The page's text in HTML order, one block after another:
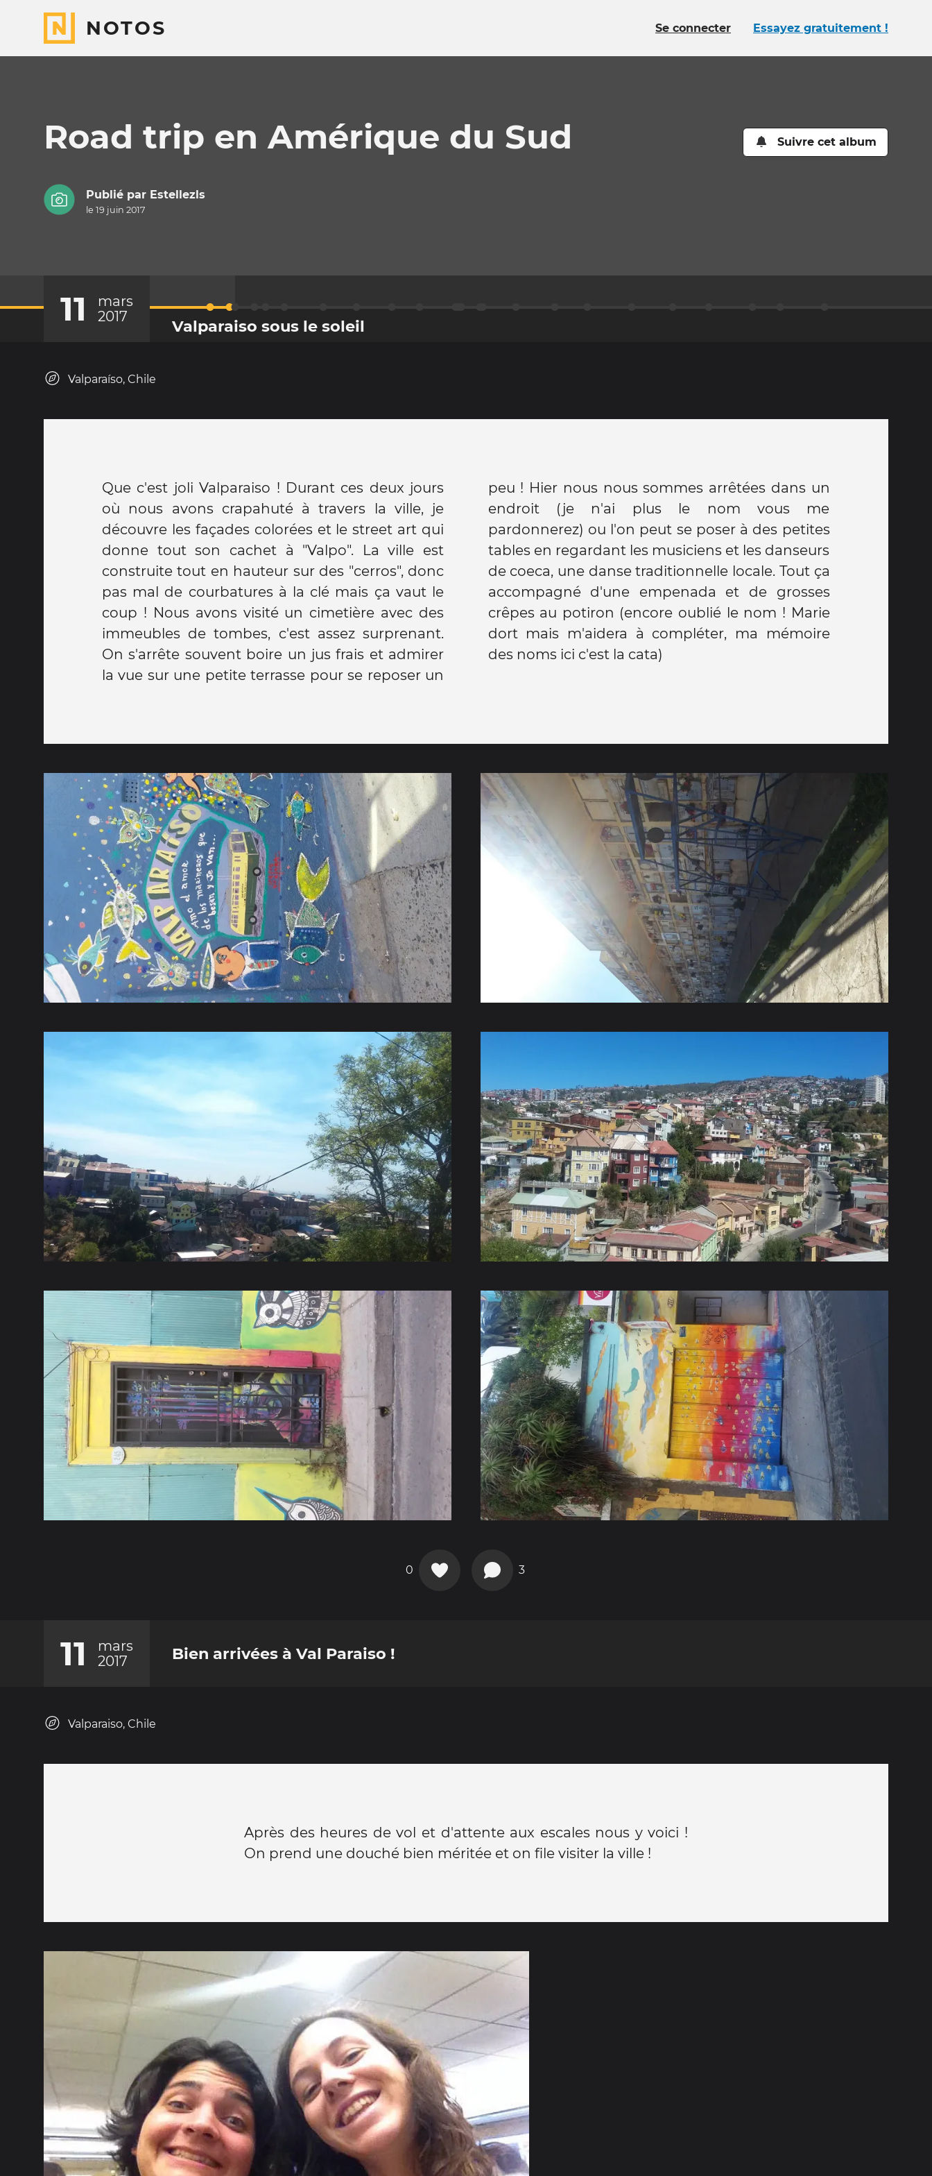
NOTOS Se connecter Essayez gratuitement !
Road trip en Amérique du Sud Suivre cet album
Publié par Estellezls
le 19 juin 2017
11
mars
2017
Valparaiso sous le soleil
Valparaíso, Chile
Que c'est joli Valparaiso ! Durant ces deux jours
où nous avons crapahuté à travers la ville, je
découvre les façades colorées et le street art qui
donne tout son cachet à "Valpo". La ville est
construite tout en hauteur sur des "cerros", donc
pas mal de courbatures à la clé mais ça vaut le
coup ! Nous avons visité un cimetière avec des
immeubles de tombes, c'est assez surprenant.
On s'arrête souvent boire un jus frais et admirer
la vue sur une petite terrasse pour se reposer un
peu ! Hier nous nous sommes arrêtées dans un
endroit (je n'ai plus le nom vous me
pardonnerez) ou l'on peut se poser à des petites
tables en regardant les musiciens et les danseurs
de coeca, une danse traditionnelle locale. Tout ça
accompagné d'une empenada et de grosses
crêpes au potiron (encore oublié le nom ! Marie
dort mais m'aidera à compléter, ma mémoire
des noms ici c'est la cata)
0 3
11
mars
2017
Bien arrivées à Val Paraiso !
Valparaiso, Chile
Après des heures de vol et d'attente aux escales nous y voici !
On prend une douché bien méritée et on file visiter la ville !